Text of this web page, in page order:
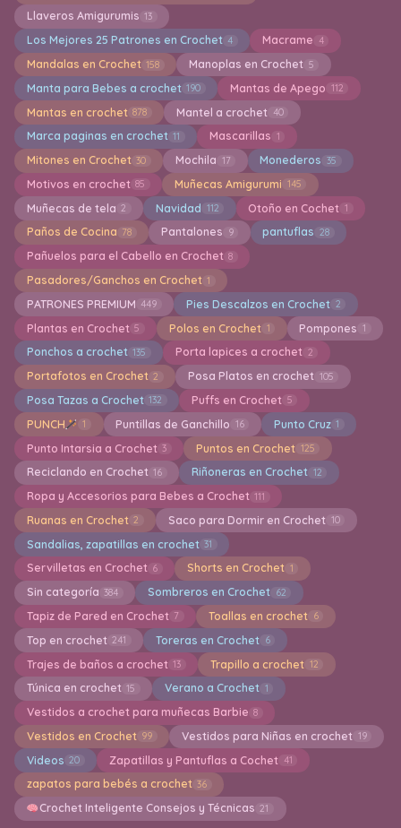
Llaveros Amigurumis 13
Los Mejores 25 Patrones en Crochet 4 Macrame 4
Mandalas en Crochet 158 Manoplas en Crochet 5
Manta para Bebes a crochet 190 Mantas de Apego 112
Mantas en crochet 878 Mantel a crochet 40
Marca paginas en crochet 11 Mascarillas 1
Mitones en Crochet 30 Mochila 17 Monederos 35
Motivos en crochet 85 Muñecas Amigurumi 145
Muñecas de tela 2 Navidad 112 Otoño en Cochet 1
Paños de Cocina 78 Pantalones 9 pantuflas 28
Pañuelos para el Cabello en Crochet 8
Pasadores/Ganchos en Crochet 1
PATRONES PREMIUM 449 Pies Descalzos en Crochet 2
Plantas en Crochet 5 Polos en Crochet 1 Pompones 1
Ponchos a crochet 135 Porta lapices a crochet 2
Portafotos en Crochet 2 Posa Platos en crochet 105
Posa Tazas a Crochet 132 Puffs en Crochet 5
PUNCH 1 Puntillas de Ganchillo 16 Punto Cruz 1
Punto Intarsia a Crochet 3 Puntos en Crochet 125
Reciclando en Crochet 16 Riñoneras en Crochet 12
Ropa y Accesorios para Bebes a Crochet 111
Ruanas en Crochet 2 Saco para Dormir en Crochet 10
Sandalias, zapatillas en crochet 31
Servilletas en Crochet 6 Shorts en Crochet 1
Sin categoría 384 Sombreros en Crochet 62
Tapiz de Pared en Crochet 7 Toallas en crochet 6
Top en crochet 241 Toreras en Crochet 6
Trajes de baños a crochet 13 Trapillo a crochet 12
Túnica en crochet 15 Verano a Crochet 1
Vestidos a crochet para muñecas Barbie 8
Vestidos en Crochet 99 Vestidos para Niñas en crochet 19
Videos 20 Zapatillas y Pantuflas a Cochet 41
zapatos para bebés a crochet 36
Crochet Inteligente Consejos y Técnicas 21